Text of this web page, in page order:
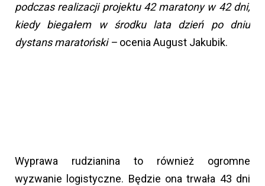
podczas realizacji projektu 42 maratony w 42 dni,
kiedy biegałem w środku lata dzień po dniu
dystans maratoński – ocenia August Jakubik.
Wyprawa rudzianina to również ogromne
wyzwanie logistyczne. Będzie ona trwała 43 dni